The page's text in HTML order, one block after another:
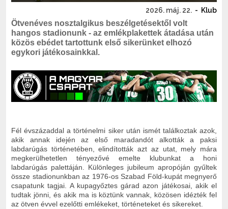
2026. máj. 22. - Klub
Ötvenéves nosztalgikus beszélgetésektől volt
hangos stadionunk - az emlékplakettek átadása után
közös ebédet tartottunk első sikerünket elhozó
egykori játékosainkkal.
Fél évszázaddal a történelmi siker után ismét találkoztak azok,
akik annak idején az első maradandót alkották a paksi
labdarúgás történetében, elindították azt az utat, mely mára
megkerülhetetlen tényezővé emelte klubunkat a honi
labdarúgás palettáján. Különleges jubileum apropóján gyűltek
össze stadionunkban az 1976-os Szabad Föld-kupát megnyerő
csapatunk tagjai. A kupagyőztes gárad azon játékosai, akik el
tudtak jönni, és akik ma is köztünk vannak, közösen idézték fel
az ötven évvel ezelőtti emlékeket, történeteket és sikereket.